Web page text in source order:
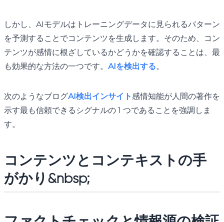
しかし、AIモデルはトレーニングデータに見られるパターン
を予測することでコンテンツを生成します。そのため、コン
テンツが感情に根ざしているかどうかを確認することは、最
も効果的な方法の一つです。 AIを検出する。
次のようなブログAI検出インサイト感情知能が人間の著作を
示す最も信頼できるシグナルの 1 つであることを強調しま
す。
コンテンツとコンテキストの手
がかり&nbsp;